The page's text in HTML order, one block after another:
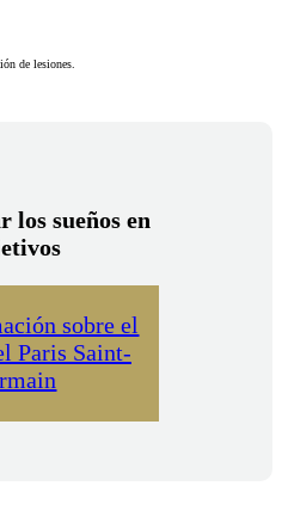
de lesiones.
los sueños en
sobre el
Paris Saint-